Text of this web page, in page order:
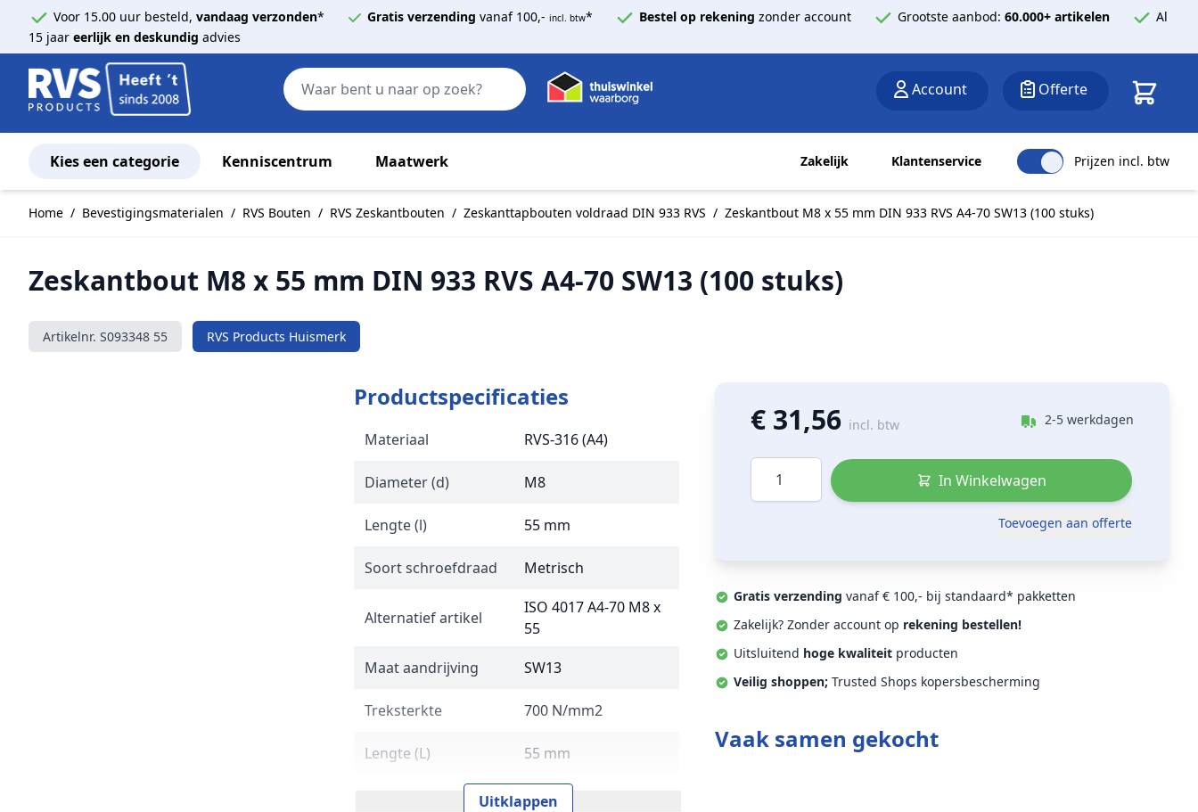
Voor 15.00 uur besteld, vandaag verzonden* Gratis verzending vanaf 100,- incl. btw* Bestel op rekening zonder account Grootste aanbod: 60.000+ artikelen
Al
15 jaar eerlijk en deskundig advies
Zoek
Account Offerte
Kies een categorie Kenniscentrum Maatwerk Zakelijk Klantenservice Prijzen incl. btw
Home / Bevestigingsmaterialen / RVS Bouten / RVS Zeskantbouten / Zeskanttapbouten voldraad DIN 933 RVS / Zeskantbout M8 x 55 mm DIN 933 RVS A4-70 SW13 (100 stuks)
Zeskantbout M8 x 55 mm DIN 933 RVS A4-70 SW13 (100 stuks)
Artikelnr. S093348 55 RVS Products Huismerk
Productspecificaties
Materiaal RVS-316 (A4)
Diameter (d) M8
Lengte (l) 55 mm
Soort schroefdraad Metrisch
Alternatief artikel
ISO 4017 A4-70 M8 x
55
Maat aandrijving
SW13
Treksterkte 700 N/mm2
Lengte (L) 55 mm
DIN 933
Uitklappen
€ 31,56 incl. btw 2-5 werkdagen
Aantal
In Winkelwagen
Toevoegen aan offerte
Gratis verzending vanaf € 100,- bij standaard* pakketten
Zakelijk? Zonder account op rekening bestellen!
Uitsluitend hoge kwaliteit producten
Veilig shoppen; Trusted Shops kopersbescherming
Vaak samen gekocht